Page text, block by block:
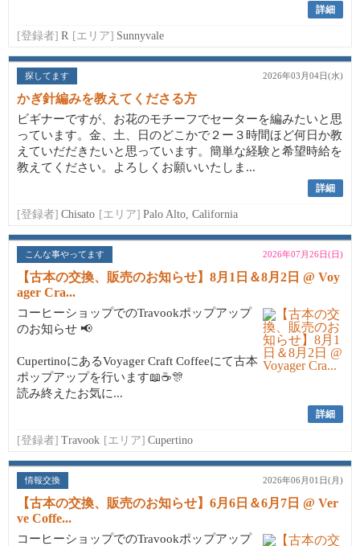
詳細
[登録者] R [エリア] Sunnyvale
探してます 2026年03月04日(水)
かぎ針編みを教えてくださる方
ビギナーですが、お花のモチーフでセーターを編みたいと思
っています。金、土、日のどこかで２ー３時間ほど何日か教
えていだだきたいと思っています。簡単な経験と希望時給を
教えてください。よろしくお願いいたしま...
詳細
[登録者] Chisato [エリア] Palo Alto, California
こんな事やってます 2026年07月26日(日)
【古本の交換、販売のお知らせ】8月1日＆8月2日 @ Voy
ager Cra...
コーヒーショップでのTravookポップアップ
のお知らせ 📢
CupertinoにあるVoyager Craft Coffeeにて古本
ポップアップを行います📖☕🎊
読み終えたお気に...
詳細
[登録者] Travook [エリア] Cupertino
情報交換 2026年06月01日(月)
【古本の交換、販売のお知らせ】6月6日＆6月7日 @ Ver
ve Coffe...
コーヒーショップでのTravookポップアップ